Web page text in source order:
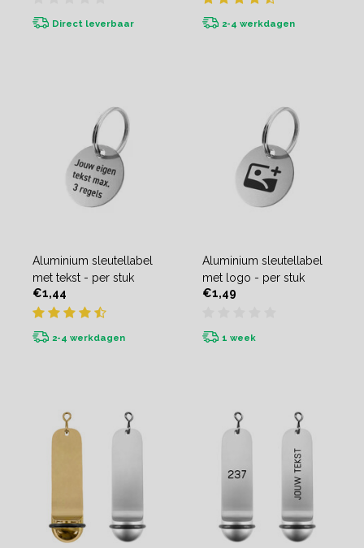
Direct leverbaar 2-4 werkdagen
Aluminium sleutellabel
met tekst - per stuk
€1,44
2-4 werkdagen
Aluminium sleutellabel
met logo - per stuk
€1,49
1 week